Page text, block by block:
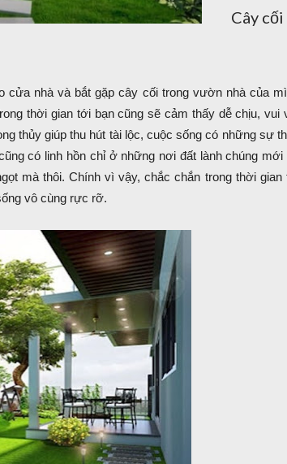
Cây cối
nhà và bắt gặp cây cối trong vườn nhà của
thời gian tới bạn cũng sẽ cảm thấy dễ chịu, vui
thủy giúp thu hút tài lộc, cuộc sống có những sự
có linh hồn chỉ ở những nơi đất lành chúng mới
mà thôi. Chính vì vậy, chắc chắn trong thời gian
vô cùng rực rỡ.